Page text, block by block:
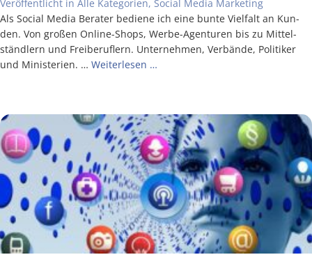
Veröffentlicht in Alle Kategorien, Social Media Marketing
Als Social Media Bera­ter bedie­ne ich eine bun­te Viel­falt an Kun­
den. Von gro­ßen Online-Shops, Wer­­be-Agen­­tu­­ren bis zu Mit­tel­
ständ­lern und Frei­be­ruf­lern. Unter­neh­men, Ver­bän­de, Poli­ti­ker
und Minis­te­ri­en. … Wei­ter­le­sen …